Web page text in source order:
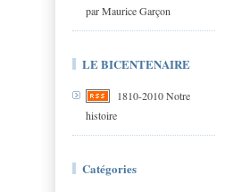
par Maurice Garçon
LE BICENTENAIRE
1810-2010 Notre
histoire
Catégories